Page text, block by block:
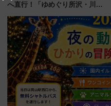
へ直行！「ゆめぐり所沢・川越
軽に 運行ダイヤ・運賃を解説